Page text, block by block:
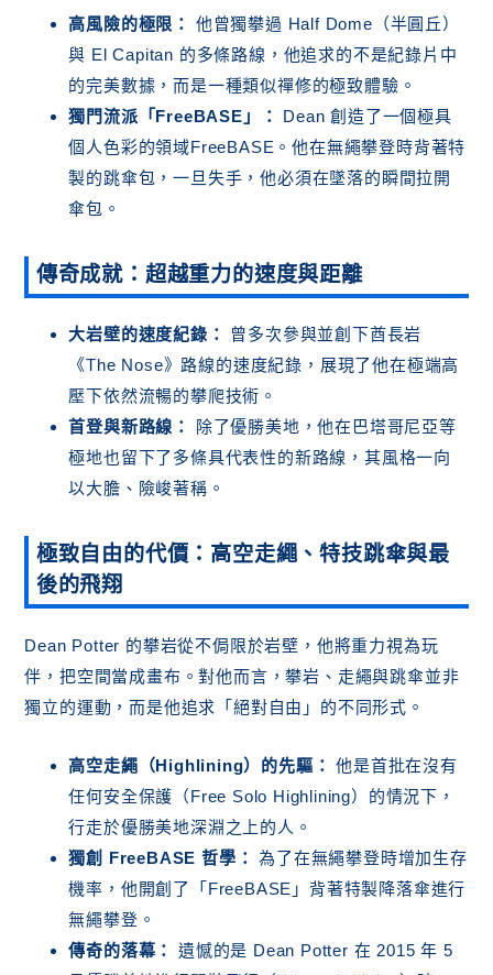
高風險的極限：
他曾獨攀過 Half Dome（半圓丘）
與 El Capitan 的多條路線，他追求的不是紀錄片中
的完美數據，而是一種類似禪修的極致體驗。
獨門流派「FreeBASE」：
Dean 創造了一個極具
個人色彩的領域FreeBASE。他在無繩攀登時背著特
製的跳傘包，一旦失手，他必須在墜落的瞬間拉開
傘包。
傳奇成就：超越重力的速度與距離
大岩壁的速度紀錄：
曾多次參與並創下酋長岩
《The Nose》路線的速度紀錄，展現了他在極端高
壓下依然流暢的攀爬技術。
首登與新路線：
除了優勝美地，他在巴塔哥尼亞等
極地也留下了多條具代表性的新路線，其風格一向
以大膽、險峻著稱。
極致自由的代價：高空走繩、特技跳傘與最
後的飛翔
Dean Potter 的攀岩從不侷限於岩壁，他將重力視為玩
伴，把空間當成畫布。對他而言，攀岩、走繩與跳傘並非
獨立的運動，而是他追求「絕對自由」的不同形式。
高空走繩（Highlining）的先驅： 他是首批在沒有
任何安全保護（Free Solo Highlining）的情況下，
行走於優勝美地深淵之上的人。
獨創 FreeBASE 哲學： 為了在無繩攀登時增加生存
機率，他開創了「FreeBASE」背著特製降落傘進行
無繩攀登。
傳奇的落幕：
遺憾的是 Dean Potter 在 2015 年 5